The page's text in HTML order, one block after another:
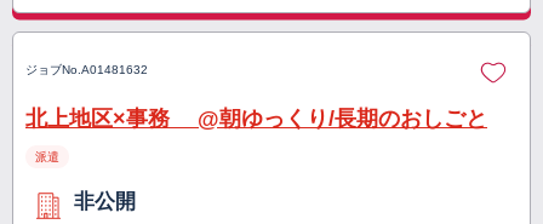
ジョブNo. A01481632
北上地区×事務 @朝ゆっくり/長期のおしごと
派遣
非公開